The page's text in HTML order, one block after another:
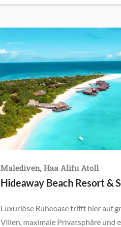
Malediven, Haa Alifu Atoll
Hideaway Beach Resort &
Luxuriöse Ruheoase trifft hier auf
Villen, maximale Privatsphäre und